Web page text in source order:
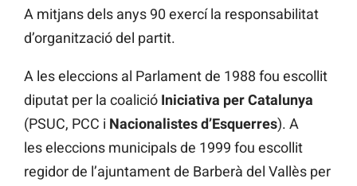
A mitjans dels anys 90 exercí la responsabilitat
d’organització del partit.
A les eleccions al Parlament de 1988 fou escollit
diputat per la coalició Iniciativa per Catalunya
(PSUC, PCC i Nacionalistes d’Esquerres). A
les eleccions municipals de 1999 fou escollit
regidor de l’ajuntament de Barberà del Vallès per